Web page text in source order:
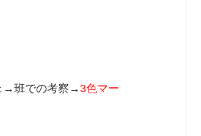
→班での考察→3色マー